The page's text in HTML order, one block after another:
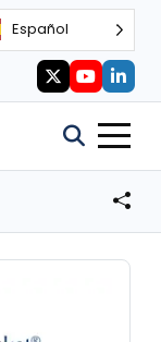
Español